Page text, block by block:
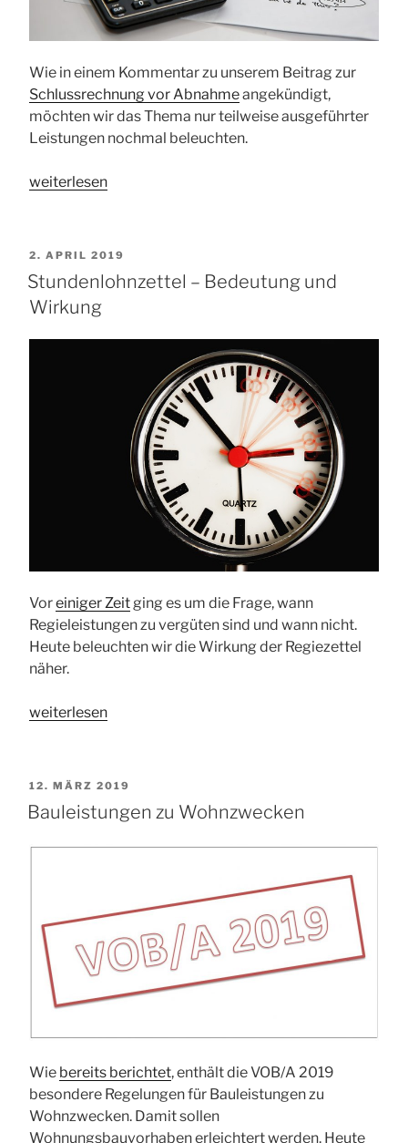
Wie in einem Kommentar zu unserem Beitrag zur
Schlussrechnung vor Abnahmeangekündigt,
möchten wir das Thema nur teilweise ausgeführter
Leistungen nochmal beleuchten.
„Abnahme
Position
ausgeschöpft
wurde“
weiterlesen
VERÖFFENTLICHT
AM
2. APRIL 2019
Stundenlohnzettel – Bedeutung und
Wirkung
Voreiniger Zeitging es um die Frage, wann
Regieleistungen zu vergüten sind und wann nicht.
Heute beleuchten wir die Wirkung der Regiezettel
näher.
„Stundenlohnzettel
und
weiterlesen
VERÖFFENTLICHT
AM
12. MÄRZ 2019
Bauleistungen zu Wohnzwecken
Wie bereits berichtet, enthält die VOB/A 2019
besondere Regelungen für Bauleistungen zu
Wohnzwecken. Damit sollen
Wohnungsbauvorhaben erleichtert werden. Heute